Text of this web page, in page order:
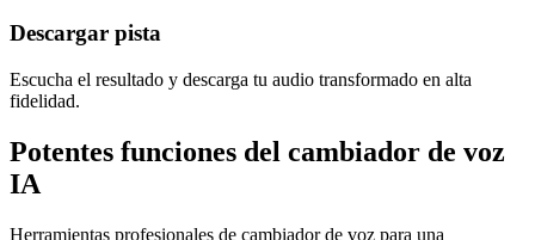
Descargar pista
Escucha el resultado y descarga tu audio transformado en alta
fidelidad.
Potentes funciones del cambiador de voz
IA
Herramientas profesionales de cambiador de voz para una